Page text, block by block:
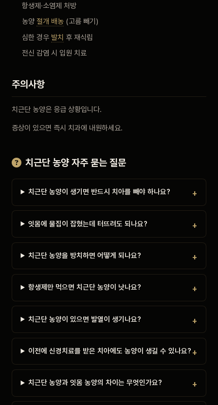
항생제·소염제 처방
농양 절개 배농(고름 빼기)
심한 경우 발치 후 재식립
전신 감염 시 입원 치료
주의사항
치근단 농양은 응급 상황입니다.
증상이 있으면 즉시 치과에 내원하세요.
치근단 농양 자주 묻는 질문
치근단 농양이 생기면 반드시 치아를 빼야 하나요?
잇몸에 물집이 잡혔는데 터뜨려도 되나요?
치근단 농양을 방치하면 어떻게 되나요?
항생제만 먹으면 치근단 농양이 낫나요?
치근단 농양이 있으면 발열이 생기나요?
이전에 신경치료를 받은 치아에도 농양이 생길 수 있나요?
치근단 농양과 잇몸 농양의 차이는 무엇인가요?